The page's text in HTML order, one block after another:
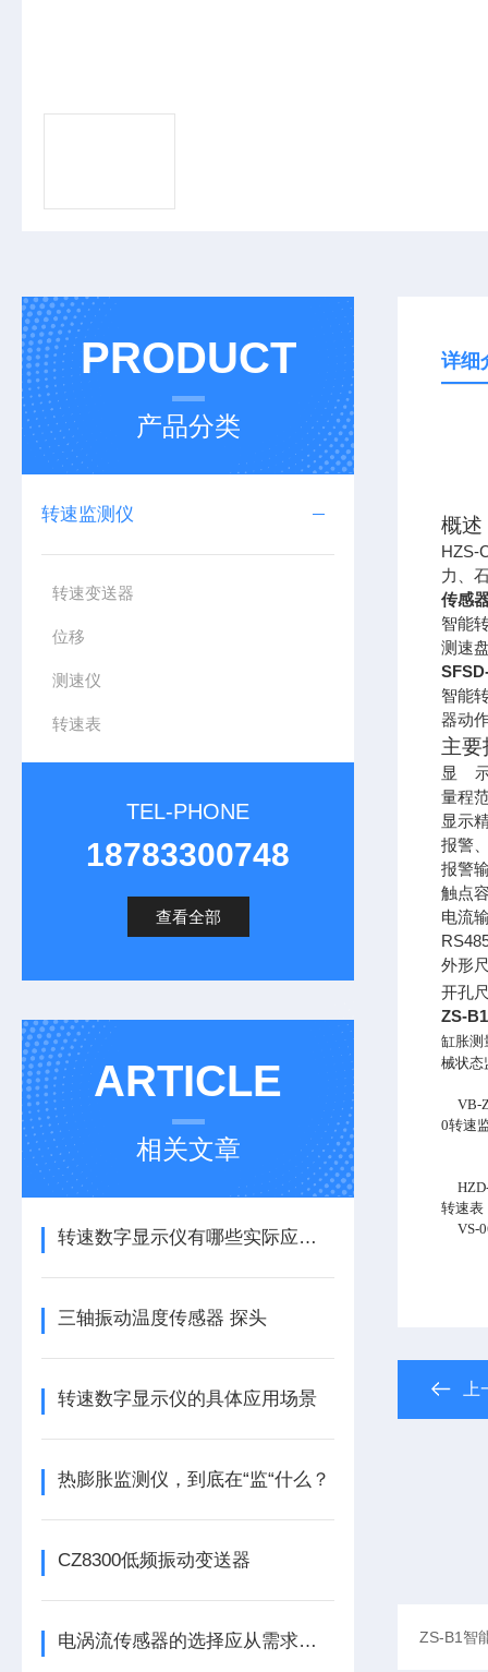
PRODUCT
产品分类
转速监测仪
转速变送器
位移
测速仪
转速表
TEL-PHONE
18783300748
查看全部
ARTICLE
相关文章
转速数字显示仪有哪些实际应用？
三轴振动温度传感器 探头
转速数字显示仪的具体应用场景
热膨胀监测仪，到底在“监“什么？
CZ8300低频振动变送器
电涡流传感器的选择应从需求出发
详细
概述
HZS-
力、
传感
智能
测速
智能
器动
主要
显
量程
显示
报警
报警
触点
电流
外形
开孔
ZS-
缸胀测
械状态
VB-
0转速
转速表
VS-